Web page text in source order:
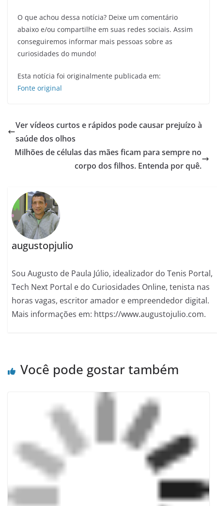
O que achou dessa notícia? Deixe um comentário
abaixo e/ou compartilhe em suas redes sociais. Assim
conseguiremos informar mais pessoas sobre as
curiosidades do mundo!
Esta notícia foi originalmente publicada em:
Fonte original
Ver vídeos curtos e rápidos pode causar prejuízo à
saúde dos olhos
Milhões de células das mães ficam para sempre no
corpo dos filhos. Entenda por quê.
augustopjulio
Sou Augusto de Paula Júlio, idealizador do Tenis Portal,
Tech Next Portal e do Curiosidades Online, tenista nas
horas vagas, escritor amador e empreendedor digital.
Mais informações em: https://www.augustojulio.com.
Você pode gostar também